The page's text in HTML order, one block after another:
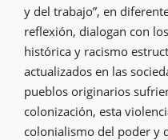
y del trabajo”, en
reflexión, dialogan con
histórica y racismo
actualizados en las
pueblos originarios
colonización, esta
colonialismo del poder y